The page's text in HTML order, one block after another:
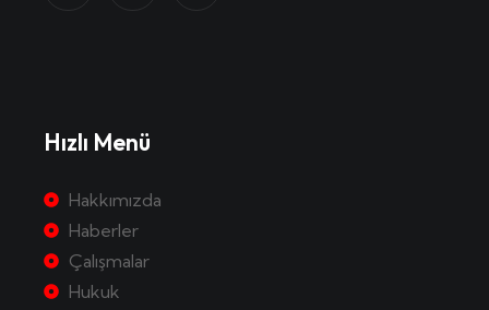
Hızlı Menü
Hakkımızda
Haberler
Çalışmalar
Hukuk